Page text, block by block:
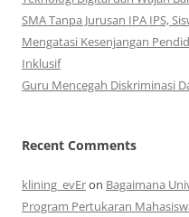
SMA Tanpa Jurusan IPA IPS,
Mengatasi Kesenjangan
Inklusif
Guru Mencegah Diskriminasi
Recent Comments
klining_evEron Bagaimana
Program Pertukaran